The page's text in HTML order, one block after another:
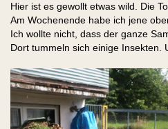
Hier ist es gewollt etwas wild. Die
Am Wochenende habe ich jene
Ich wollte nicht, dass der ganze
Dort tummeln sich einige Insekten.